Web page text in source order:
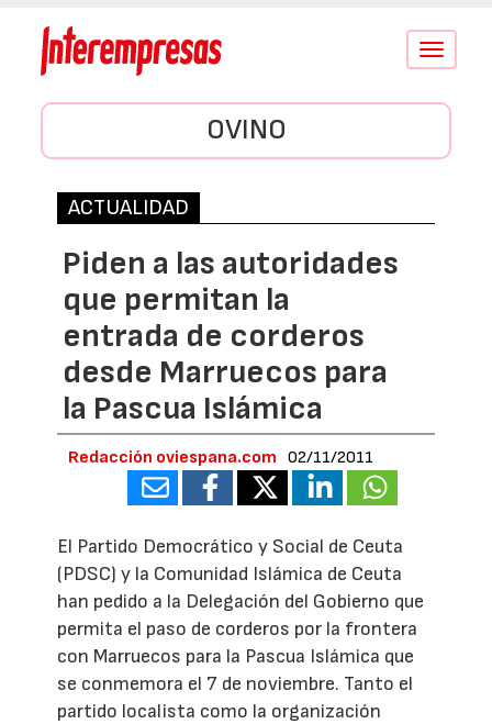
Conmutar
OVINO
ACTUALIDAD
Piden a las autoridades
que permitan la
entrada de corderos
desde Marruecos para
la Pascua Islámica
Redacción oviespana.com 02/11/2011
El Partido Democrático y Social de Ceuta
(PDSC) y la Comunidad Islámica de Ceuta
han pedido a la Delegación del Gobierno que
permita el paso de corderos por la frontera
con Marruecos para la Pascua Islámica que
se conmemora el 7 de noviembre. Tanto el
partido localista como la organización